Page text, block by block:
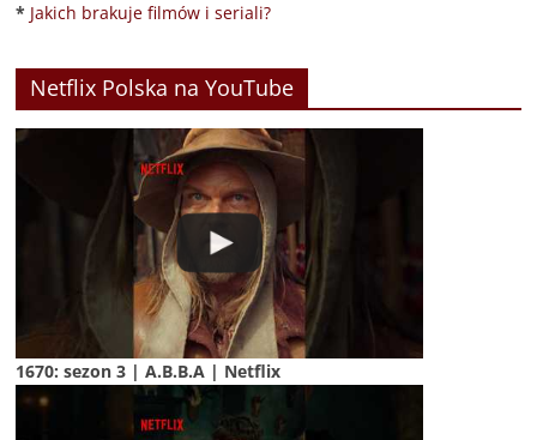
* Jakich brakuje filmów i seriali?
Netflix Polska na YouTube
1670: sezon 3 | A.B.B.A | Netflix